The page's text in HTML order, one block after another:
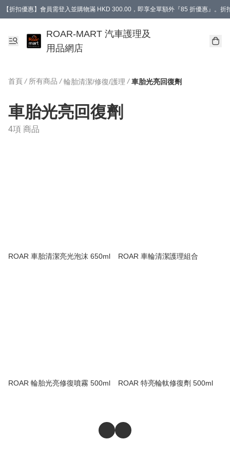
【折扣優惠】會員需登入並購物滿 HKD 300.00，即享全單額外『85 折優惠』。
【會員禮遇】會員消費滿 HKD 400.00，即可獲贈【德國LIQUI MOLY 汽車風口香
ROAR-MART 汽車護理及
用品網店
首頁 / 所有商品 / 輪胎清潔/修復/護理 / 車胎光亮回復劑
車胎光亮回復劑
4項 商品
ROAR 車胎清潔亮光泡沫 650ml ROAR 車輪清潔護理組合
ROAR 輪胎光亮修復噴霧 500ml ROAR 特亮輪軚修復劑 500ml